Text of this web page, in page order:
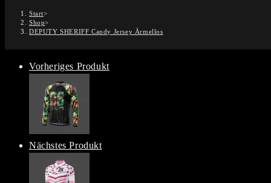
Start>
Shop>
DEPUTY SHERIFF Candy Jersey Ärmellos
Vorheriges Produkt
Nächstes Produkt